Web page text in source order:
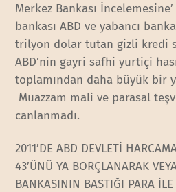
Merkez Bankası
bankası ABD ve yabancı
trilyon dolar tutan gizli kredi
ABD’nin gayri safhi yurtiçi
toplamından daha büyük bir
Muazzam mali ve parasal
canlanmadı.
2011’DE ABD DEVLETİ
43’ÜNÜ YA BORÇLANARAK
BANKASININ BASTIĞI PARA İLE